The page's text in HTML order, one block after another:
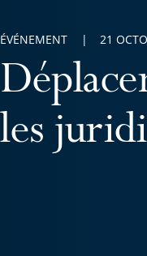
les
ÉVÉNEMENT 21